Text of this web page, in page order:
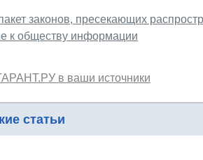
законов, пресекающих
к обществу информации
в ваши источники
статьи